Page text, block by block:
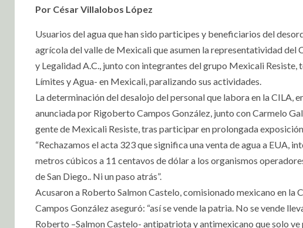
Por César Villalobos López
Usuarios del agua que han sido participes y beneficiarios del
agrícola del valle de Mexicali que asumen la representatividad
y Legalidad A.C., junto con integrantes del grupo Mexicali
Límites y Agua- en Mexicali, paralizando sus actividades.
La determinación del desalojo del personal que labora en la CILA,
anunciada por Rigoberto Campos González, junto con Carmelo
gente de Mexicali Resiste, tras participar en prolongada
“Rechazamos el acta 323 que significa una venta de agua a
metros cúbicos a 11 centavos de dólar a los organismos
de San Diego.. Ni un paso atrás”.
Acusaron a Roberto Salmon Castelo, comisionado mexicano en la
Campos González aseguró: “así se vende la patria. No se vende
Roberto –Salmon Castelo- antipatriota y antimexicano que solo ve